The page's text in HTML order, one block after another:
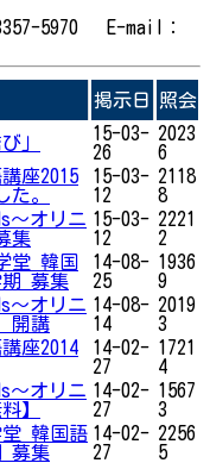
E-mail：
掲示日 照会
」
15-03-
26
2023
6
座2015
た。
15-03-
12
2118
8
～オリニ
集
15-03-
12
2221
2
堂 韓国
期 募集
14-08-
25
1936
9
～オリニ
開講
14-08-
14
2019
3
座2014
14-02-
27
1721
4
～オリニ
】
14-02-
27
1567
3
堂 韓国語
募集
14-02-
27
2256
5